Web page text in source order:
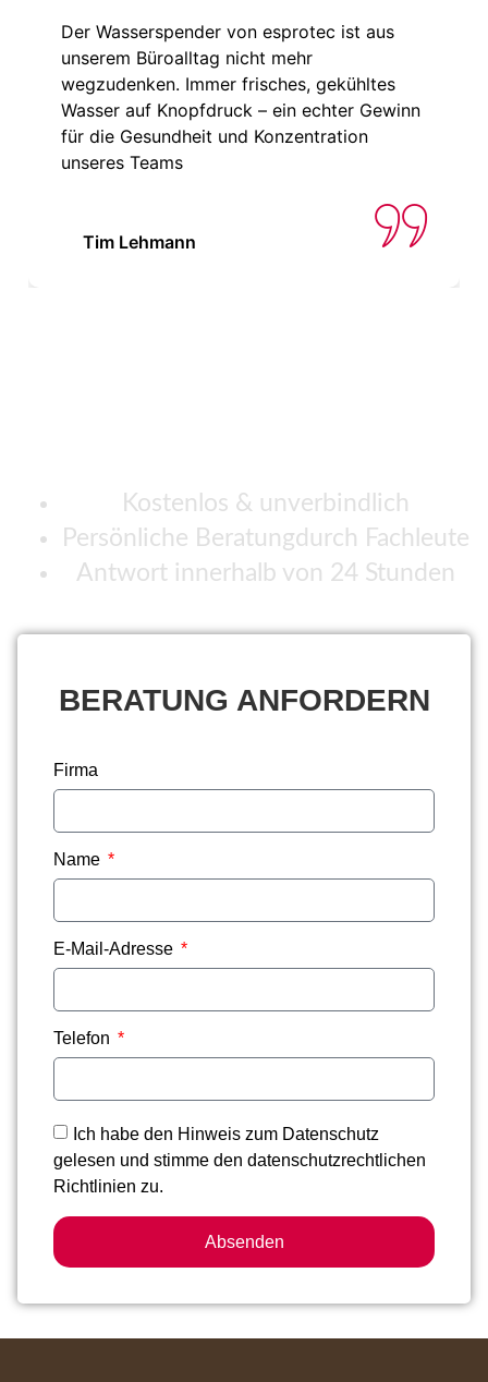
Der Wasserspender von esprotec ist aus
unserem Büroalltag nicht mehr
wegzudenken. Immer frisches, gekühltes
Wasser auf Knopfdruck – ein echter Gewinn
für die Gesundheit und Konzentration
unseres Teams
Tim Lehmann
Kostenlos & unverbindlich
Persönliche Beratungdurch Fachleute
Antwort innerhalb von 24 Stunden
BERATUNG ANFORDERN
Firma
Name
E-Mail-Adresse
Telefon
Ich habe den Hinweis zum Datenschutz
gelesen und stimme den datenschutzrechtlichen
Richtlinien zu.
Absenden